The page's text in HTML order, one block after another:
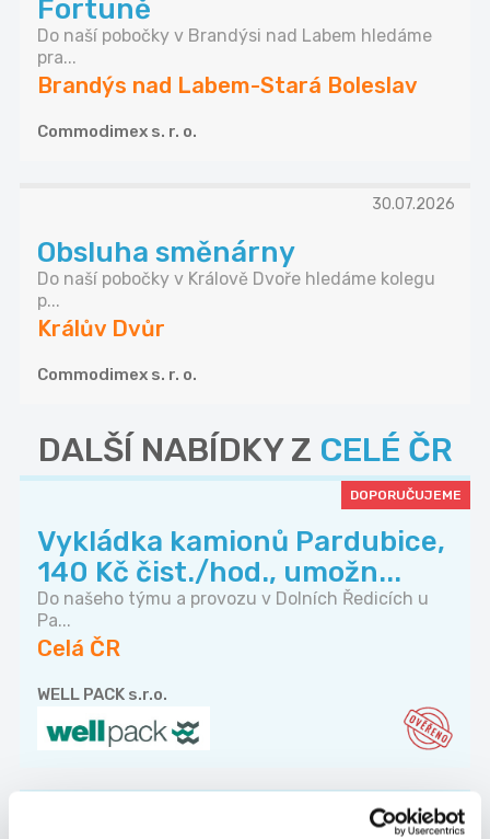
Fortuně
Do naší pobočky v Brandýsi nad Labem hledáme
pra...
Brandýs nad Labem-Stará Boleslav
Commodimex s. r. o.
30.07.2026
Obsluha směnárny
Do naší pobočky v Králově Dvoře hledáme kolegu
p...
Králův Dvůr
Commodimex s. r. o.
DALŠÍ NABÍDKY Z CELÉ ČR
DOPORUČUJEME
Vykládka kamionů Pardubice,
140 Kč čist./hod., umožn...
Do našeho týmu a provozu v Dolních Ředicích u
Pa...
Celá ČR
WELL PACK s.r.o.
TOP